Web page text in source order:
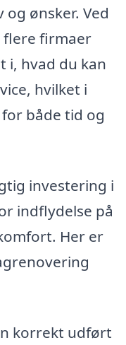
ønsker. Ved
flere firmaer
i, hvad du kan
hvilket i
både tid og
investering i
indflydelse på
Her er
korrekt udført